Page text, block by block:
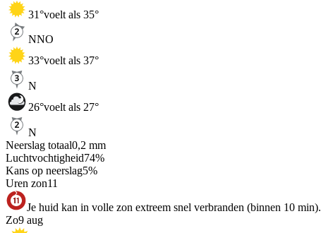
31°voelt als 35°
NNO
33°voelt als 37°
N
26°voelt als 27°
N
Neerslag totaal0,2 mm
Luchtvochtigheid74%
Kans op neerslag5%
Uren zon11
Je huid kan in volle zon extreem snel verbranden (binnen 10 min).
Zo9 aug